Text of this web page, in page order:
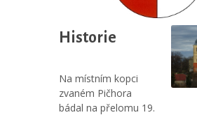
Historie
Na místním kopci
zvaném Pičhora
bádal na přelomu 19.